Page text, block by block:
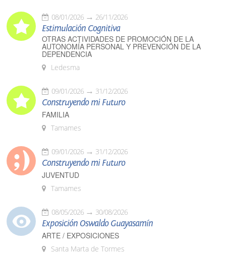
08/01/2026 26/11/2026
Estimulación Cognitiva
OTRAS ACTIVIDADES DE PROMOCIÓN DE LA
AUTONOMÍA PERSONAL Y PREVENCIÓN DE LA
DEPENDENCIA
Ledesma
09/01/2026 31/12/2026
Construyendo mi Futuro
FAMILIA
Tamames
09/01/2026 31/12/2026
Construyendo mi Futuro
JUVENTUD
Tamames
08/05/2026 30/08/2026
Exposición Oswaldo Guayasamín
ARTE / EXPOSICIONES
Santa Marta de Tormes